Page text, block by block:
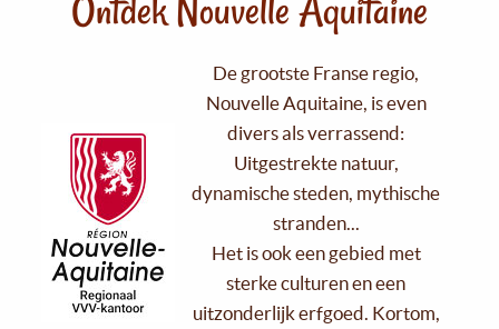
De grootste Franse regio,
Nouvelle Aquitaine, is even
divers als verrassend:
Uitgestrekte natuur,
dynamische steden, mythische
stranden...
Het is ook een gebied met
sterke culturen en een
uitzonderlijk erfgoed. Kortom,